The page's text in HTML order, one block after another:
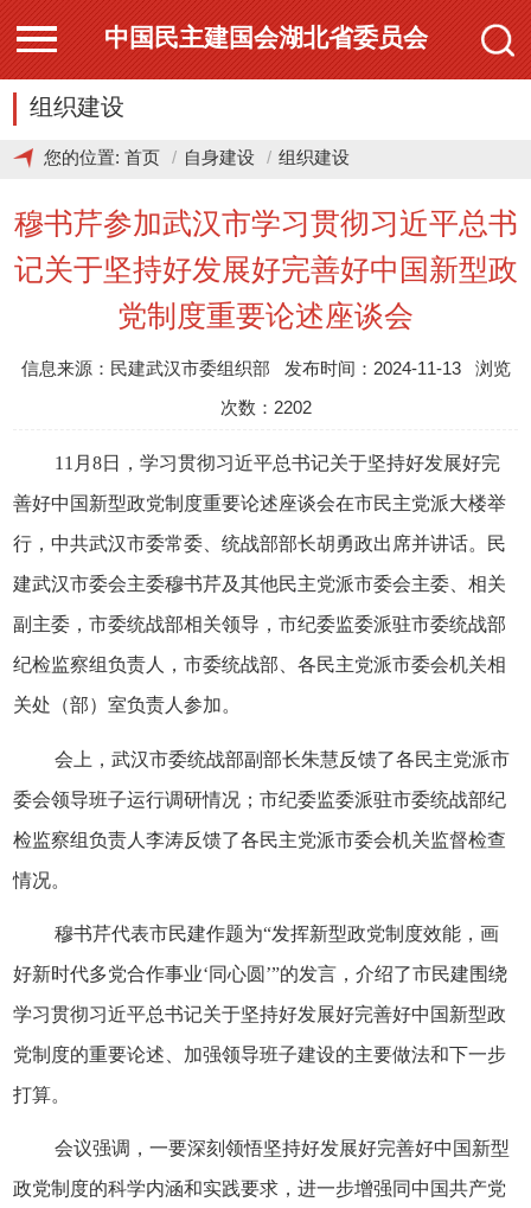
中国民主建国会湖北省委员会
组织建设
您的位置: 首页 自身建设 组织建设
穆书芹参加武汉市学习贯彻习近平总书
记关于坚持好发展好完善好中国新型政
党制度重要论述座谈会
信息来源：民建武汉市委组织部 发布时间：2024-11-13 浏览
次数：2202
11月8日，学习贯彻习近平总书记关于坚持好发展好完
善好中国新型政党制度重要论述座谈会在市民主党派大楼举
行，中共武汉市委常委、统战部部长胡勇政出席并讲话。民
建武汉市委会主委穆书芹及其他民主党派市委会主委、相关
副主委，市委统战部相关领导，市纪委监委派驻市委统战部
纪检监察组负责人，市委统战部、各民主党派市委会机关相
关处（部）室负责人参加。
会上，武汉市委统战部副部长朱慧反馈了各民主党派市
委会领导班子运行调研情况；市纪委监委派驻市委统战部纪
检监察组负责人李涛反馈了各民主党派市委会机关监督检查
情况。
穆书芹代表市民建作题为“发挥新型政党制度效能，画
好新时代多党合作事业‘同心圆’”的发言，介绍了市民建围绕
学习贯彻习近平总书记关于坚持好发展好完善好中国新型政
党制度的重要论述、加强领导班子建设的主要做法和下一步
打算。
会议强调，一要深刻领悟坚持好发展好完善好中国新型
政党制度的科学内涵和实践要求，进一步增强同中国共产党